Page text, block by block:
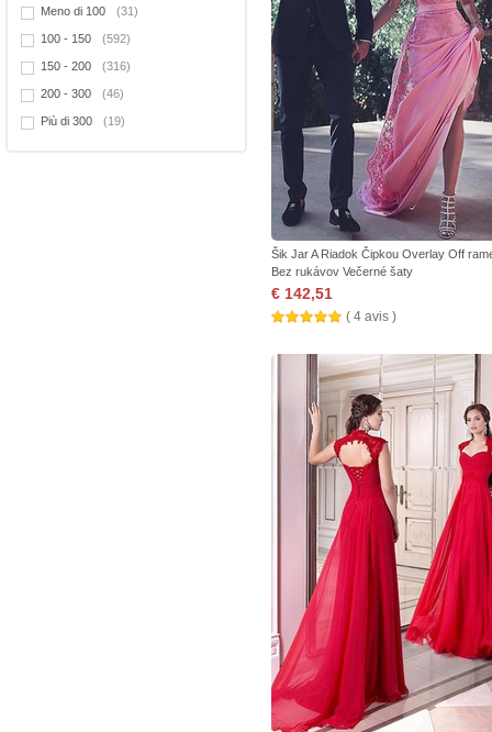
Meno di 100 (31)
100 - 150 (592)
150 - 200 (316)
200 - 300 (46)
Più di 300 (19)
Šik Jar A Riadok Čipkou Overlay Off
Bez rukávov Večerné šaty
€ 142,51
( 4 avis )